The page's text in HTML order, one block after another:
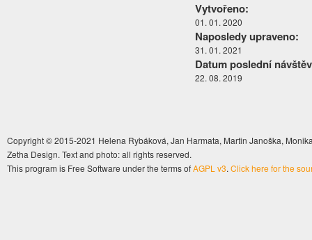
Vytvořeno:
01. 01. 2020
Naposledy upraveno:
31. 01. 2021
Datum poslední
22. 08. 2019
Copyright © 2015-2021 Helena Rybáková, Jan Harmata, Martin Janoška,
Zetha Design. Text and photo: all rights reserved.
This program is Free Software under the terms ofAGPL v3. Click here for the